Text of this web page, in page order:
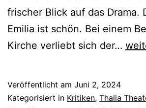
frischer Blick auf das Drama.
Emilia ist schön. Bei einem
Kirche verliebt sich der…
Veröffentlicht am Juni 2, 2024
Kategorisiert in Kritiken, Thalia